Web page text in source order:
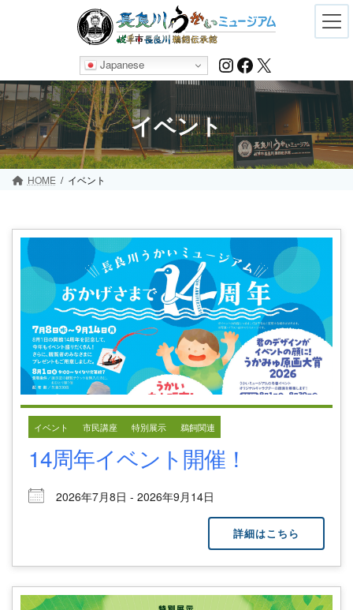
Japanese Instagram
Facebook
X
イベント
HOME イベント
イベント 市民講座 特別展示 鵜飼関連
14周年イベント開催！
2026年7月8日 - 2026年9月14日
詳細はこちら